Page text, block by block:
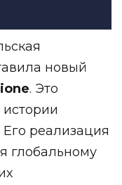
новый
. Это
Его реализация
глобальному